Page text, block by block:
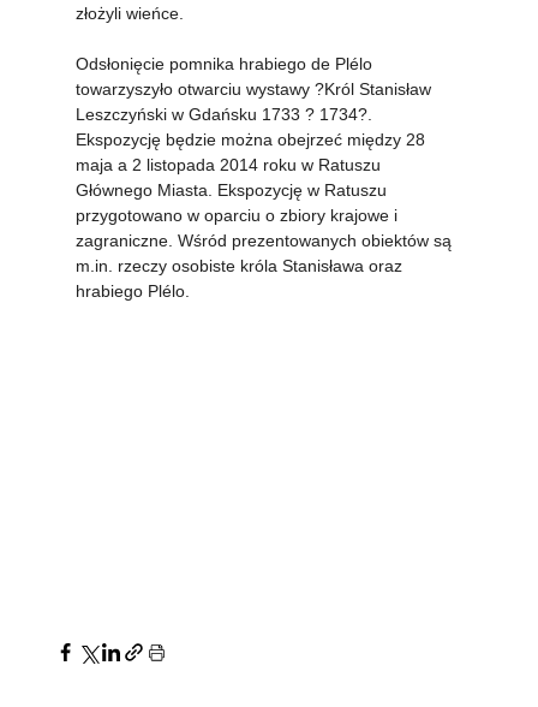
złożyli wieńce.
Odsłonięcie pomnika hrabiego de Plélo
towarzyszyło otwarciu wystawy ?Król Stanisław
Leszczyński w Gdańsku 1733 ? 1734?.
Ekspozycję będzie można obejrzeć między 28
maja a 2 listopada 2014 roku w Ratuszu
Głównego Miasta. Ekspozycję w Ratuszu
przygotowano w oparciu o zbiory krajowe i
zagraniczne. Wśród prezentowanych obiektów są
m.in. rzeczy osobiste króla Stanisława oraz
hrabiego Plélo.